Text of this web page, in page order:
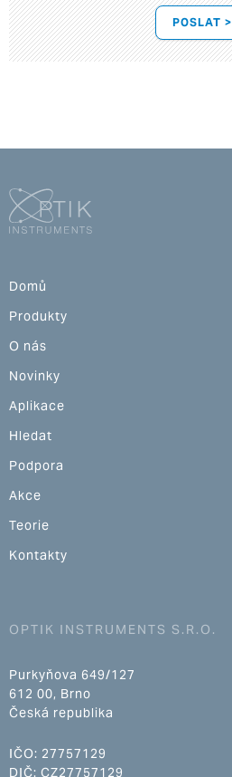
POSLAT >
Domů
Produkty
O nás
Novinky
Aplikace
Hledat
Podpora
Akce
Teorie
Kontakty
OPTIK INSTRUMENTS S.R.O.
Purkyňova 649/127
612 00, Brno
Česká republika
IČO: 27757129
DIČ: CZ27757129